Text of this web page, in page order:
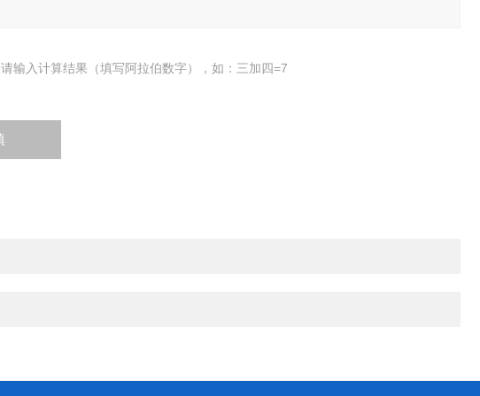
请输入计算结果（填写阿拉伯数字），如：三加四=7